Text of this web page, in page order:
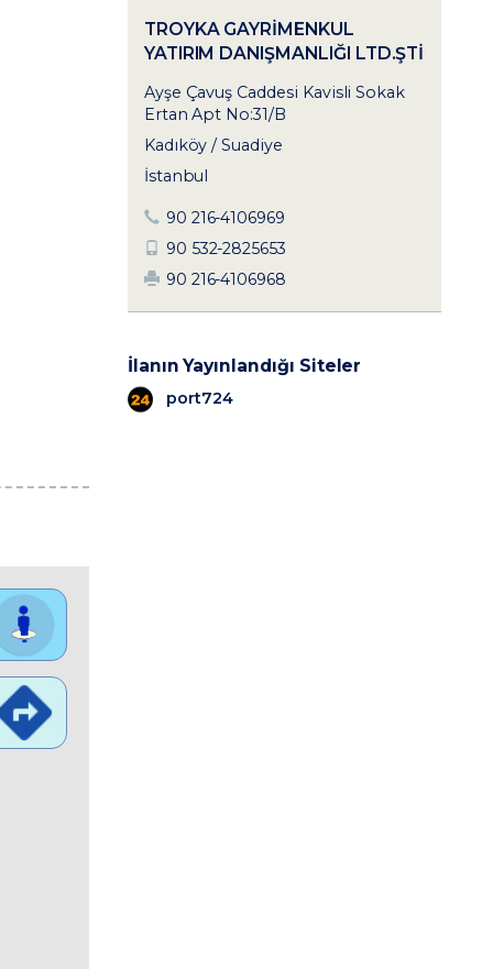
TROYKA GAYRIMENKUL
YATIRIM DANIŞMANLIĞI LTD.ŞTI
Ayşe Çavuş Caddesi Kavisli Sokak
Ertan Apt No:31/B
Kadıköy / Suadiye
İstanbul
90 216-4106969
90 532-2825653
90 216-4106968
İlanın Yayınlandığı Siteler
port724